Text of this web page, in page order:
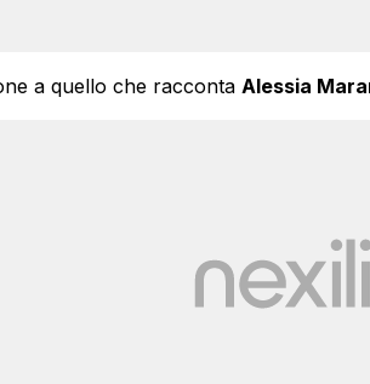
a quello che racconta Alessia